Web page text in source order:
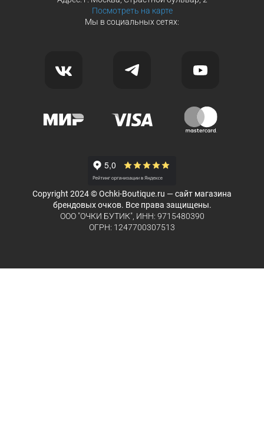
Посмотреть на карте
Мы в социальных сетях:
Copyright 2024 © Ochki-Boutique.ru — сайт магазина
брендовых очков. Все права защищены.
ООО "ОЧКИ БУТИК", ИНН: 9715480390
ОГРН: 1247700307513